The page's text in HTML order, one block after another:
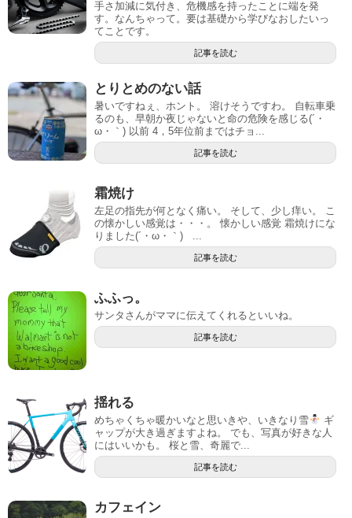
手さ加減に気付き、危機感を持ったことに端を発
す。なんちゃって。要は基礎から学びなおしたいっ
てことです。
記事を読む
とりとめのない話
暑いですねぇ、ホント。 溶けそうですわ。 自転車乗
るのも、早朝か夜じゃないと命の危険を感じる(´・
ω・｀) 以前 4，5年位前まではチョ...
記事を読む
霜焼け
左足の指先が何となく痛い。 そして、少し痒い。 こ
の懐かしい感覚は・・・。 懐かしい感覚 霜焼けにな
りました(´・ω・｀) ...
記事を読む
ふふっ。
サンタさんがママに伝えてくれるといいね。
記事を読む
揺れる
めちゃくちゃ暖かいなと思いきや、いきなり雪
ギ
ャップが大き過ぎますよね。 でも、写真が好きな人
にはいいかも。 桜と雪、奇麗で...
記事を読む
カフェイン